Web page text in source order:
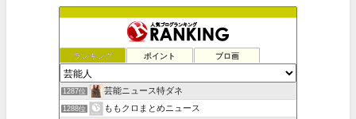
ランキング ポイント ブロ画
1287位 芸能ニュース特ダネ
1288位 ももクロまとめニュース